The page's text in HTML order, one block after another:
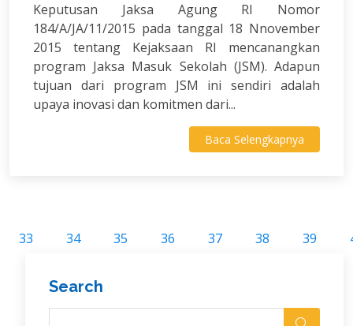
Keputusan Jaksa Agung RI Nomor
184/A/JA/11/2015 pada tanggal 18 Nnovember
2015 tentang Kejaksaan RI mencanangkan
program Jaksa Masuk Sekolah (JSM). Adapun
tujuan dari program JSM ini sendiri adalah
upaya inovasi dan komitmen dari...
Baca Selengkapnya
33 34 35 36 37 38 39
Search